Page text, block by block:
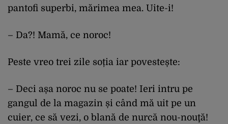
pantofi superbi, mărimea mea. Uite-i!
– Da?! Mamă, ce noroc!
Peste vreo trei zile soția iar povestește:
– Deci așa noroc nu se poate! Ieri intru pe
gangul de la magazin și când mă uit pe un
cuier, ce să vezi, o blană de nurcă nou-nouţă!